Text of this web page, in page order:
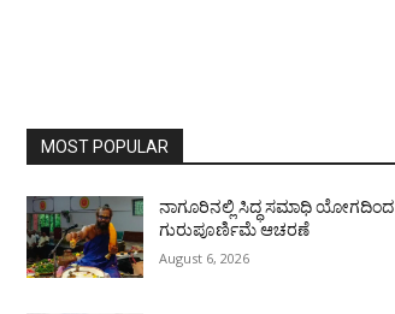
MOST POPULAR
ನಾಗೂರಿನಲ್ಲಿ ಸಿದ್ಧ ಸಮಾಧಿ ಯೋಗದಿಂದ
ಗುರುಪೂರ್ಣಿಮೆ ಆಚರಣೆ
August 6, 2026